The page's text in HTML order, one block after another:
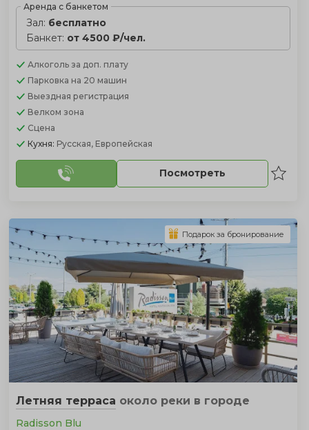
Аренда с банкетом
Зал: бесплатно
Банкет: от 4500 ₽/чел.
Алкоголь за доп. плату
Парковка на 20 машин
Выездная регистрация
Велком зона
Сцена
Кухня: Русская, Европейская
Посмотреть
Летняя терраса около реки в городе
Radisson Blu
Подарок за бронирование